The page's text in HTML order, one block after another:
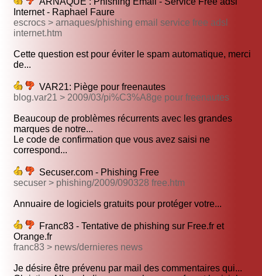
Internet - Raphael Faure
escrocs > arnaques/phishing email service free adsl
internet.htm
Cette question est pour éviter le spam automatique, merci
de...
VAR21: Piège pour freenautes
blog.var21 > 2009/03/pi%C3%A8ge pour freenautes
Beaucoup de problèmes récurrents avec les grandes
marques de notre...
Le code de confirmation que vous avez saisi ne
correspond...
Secuser.com - Phishing Free
secuser > phishing/2009/090328 free.htm
Annuaire de logiciels gratuits pour protéger votre...
Franc83 - Tentative de phishing sur Free.fr et
Orange.fr
franc83 > news/dernieres news
Je désire être prévenu par mail des commentaires qui...